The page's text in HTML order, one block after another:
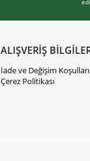
ALIŞVERİŞ
İade ve Değişim Koşulları
Çerez Politikası